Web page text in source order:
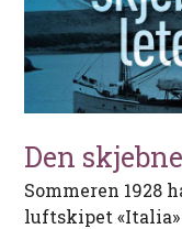
Den
Sommeren 1928
luftskipet